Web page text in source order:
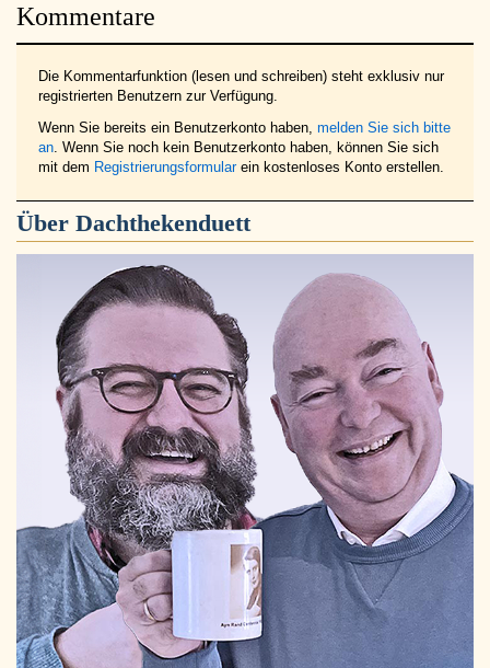
Kommentare
Die Kommentarfunktion (lesen und schreiben) steht exklusiv nur
registrierten Benutzern zur Verfügung.
Wenn Sie bereits ein Benutzerkonto haben, melden Sie sich bitte
an . Wenn Sie noch kein Benutzerkonto haben, können Sie sich
mit dem Registrierungsformularein kostenloses Konto erstellen.
Über Dachthekenduett